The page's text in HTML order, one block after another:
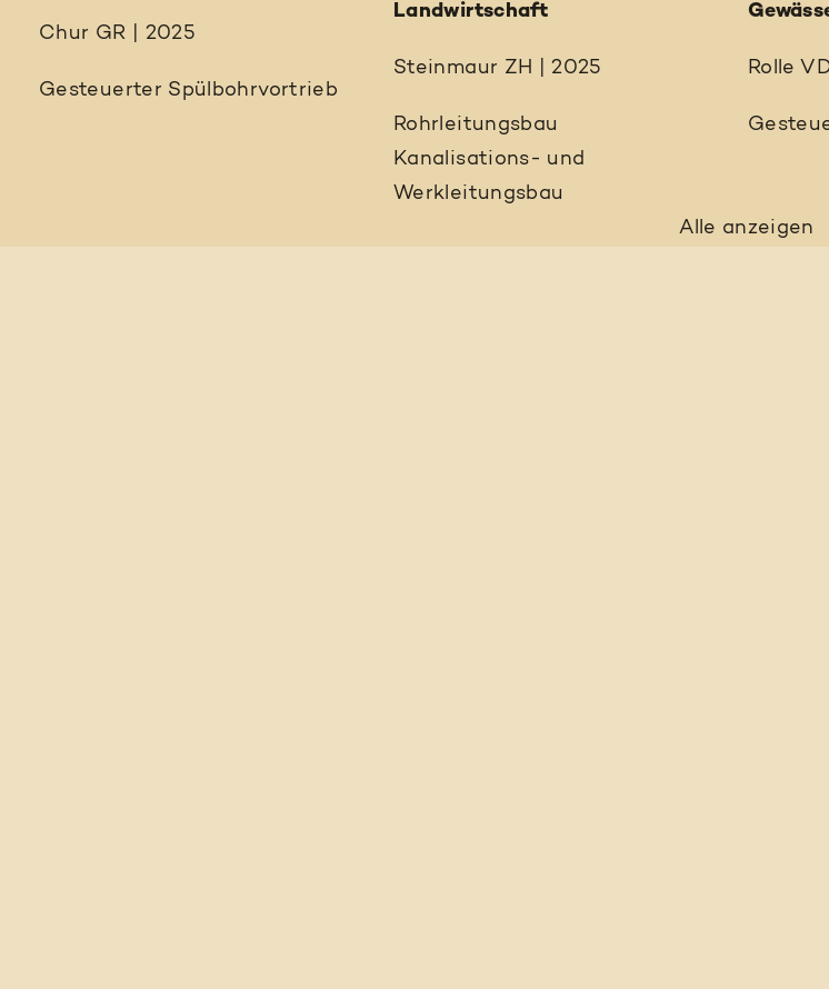
Chur GR | 2025
Gesteuerter Spülbohrvortrieb
Landwirtschaft
Steinmaur ZH | 2025
Rohrleitungsbau
Kanalisations- und
Werkleitungsbau
Rolle
Alle anzeigen